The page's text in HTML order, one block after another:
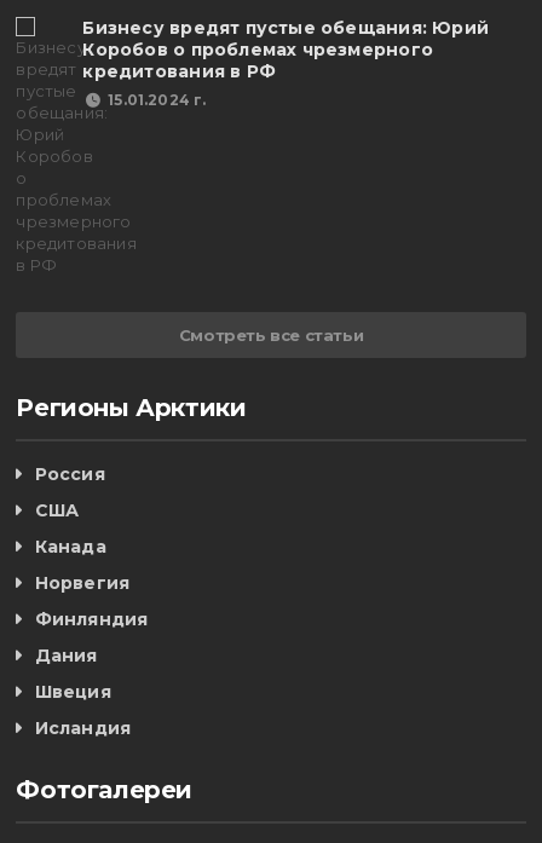
Бизнесу вредят пустые обещания: Юрий
Коробов о проблемах чрезмерного
кредитования в РФ
15.01.2024 г.
Смотреть все статьи
Регионы Арктики
Россия
США
Канада
Норвегия
Финляндия
Дания
Швеция
Исландия
Фотогалереи